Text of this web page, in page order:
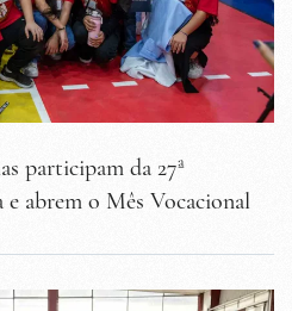
participam da 27ª
abrem o Mês Vocacional